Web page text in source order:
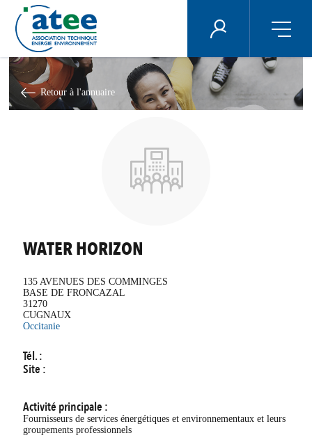
Aller
contenu
principal
ÉNERGIE PLUS
Retour à l'annuaire
WATER HORIZON
135 AVENUES DES COMMINGES
BASE DE FRONCAZAL
31270
CUGNAUX
Occitanie
Tél. :
Site :
Activité principale :
Fournisseurs de services énergétiques et environnementaux et leurs
groupements professionnels
Panneau de gestion des cookies